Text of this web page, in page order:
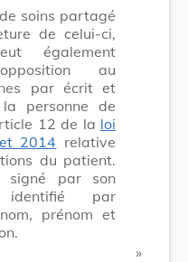
soins partagé
de celui-ci,
également
au
par écrit et
personne de
12 de la loi
2014 relative
du patient.
signé par son
par
prénom et
​ »